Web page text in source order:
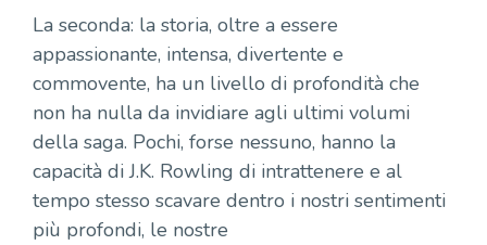
La seconda: la storia, oltre a essere
appassionante, intensa, divertente e
commovente, ha un livello di profondità che
non ha nulla da invidiare agli ultimi volumi
della saga. Pochi, forse nessuno, hanno la
capacità di J.K. Rowling di intrattenere e al
tempo stesso scavare dentro i nostri sentimenti
più profondi, le nostre